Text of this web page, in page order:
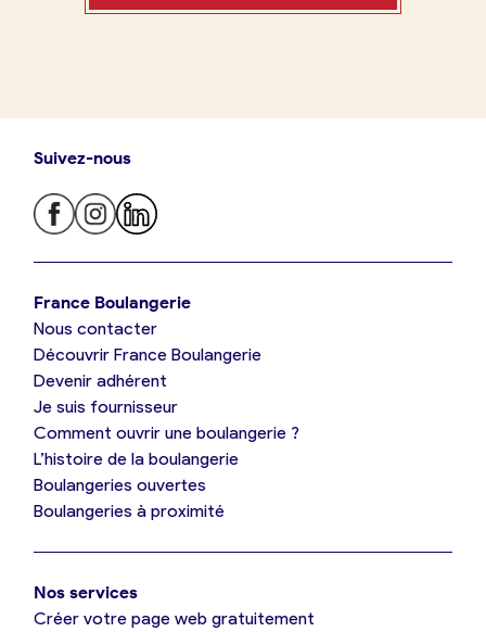
Je trouve ma boulangerie
Je suis boulanger
Je découvre France Boulangerie
Mes tarifs
Je référence ma boulangerie (gratuit)
Suivez-nous
France Boulangerie
Nous contacter
Découvrir France Boulangerie
Devenir adhérent
Je suis fournisseur
Comment ouvrir une boulangerie ?
L’histoire de la boulangerie
Boulangeries ouvertes
Boulangeries à proximité
Nos services
Créer votre page web gratuitement